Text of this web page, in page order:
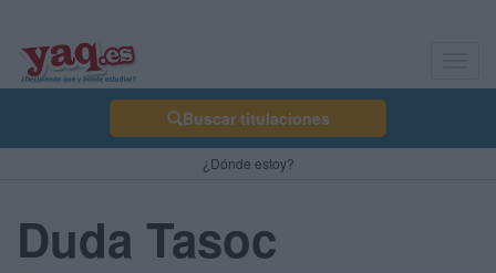
Buscar titulaciones
¿Dónde estoy?
Duda Tasoc